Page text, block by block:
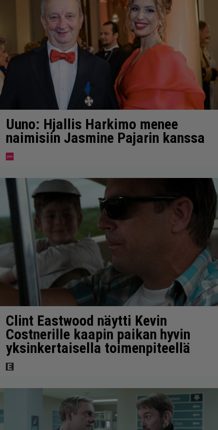
Uuno: Hjallis Harkimo menee
naimisiin Jasmine Pajarin kanssa
Clint Eastwood näytti Kevin
Costnerille kaapin paikan hyvin
yksinkertaisella toimenpiteellä